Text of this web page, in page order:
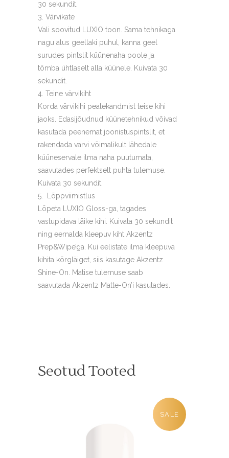
30 sekundit.
Värvikate
Vali soovitud LUXIO toon. Sama tehnikaga
nagu alus geellaki puhul, kanna geel
surudes pintslit küünenaha poole ja
tõmba ühtlaselt alla küünele. Kuivata 30
sekundit.
Teine värvikiht
Korda värvikihi pealekandmist teise kihi
jaoks. Edasijõudnud küünetehnikud võivad
kasutada peenemat joonistuspintslit, et
rakendada värvi võimalikult lähedale
küüneservale ilma naha puutumata,
saavutades perfektselt puhta tulemuse.
Kuivata 30 sekundit.
Lõppviimistlus
Lõpeta LUXIO Gloss-ga, tagades
vastupidava läike kihi. Kuivata 30 sekundit
ning eemalda kleepuv kiht Akzentz
Prep&Wipe’ga. Kui eelistate ilma kleepuva
kihita kõrgläiget, siis kasutage Akzentz
Shine-On. Matise tulemuse saab
saavutada Akzentz Matte-On’i kasutades.
Seotud Tooted
SALE